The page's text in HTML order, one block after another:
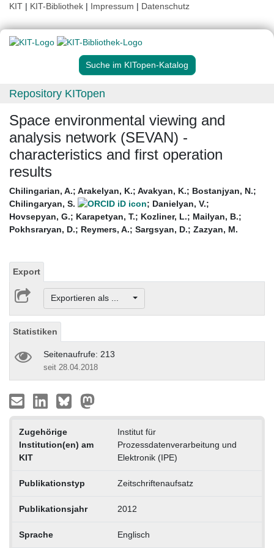
KIT | KIT-Bibliothek | Impressum | Datenschutz
Suche im KITopen-Katalog
Repository KITopen
Space environmental viewing and
analysis network (SEVAN) -
characteristics and first operation
results
Chilingarian, A.; Arakelyan, K.; Avakyan, K.; Bostanjyan, N.;
Chilingaryan, S.
; Danielyan, V.;
Hovsepyan, G.; Karapetyan, T.; Kozliner, L.; Mailyan, B.;
Pokhsraryan, D.; Reymers, A.; Sargsyan, D.; Zazyan, M.
Export
Exportieren als ...
Statistiken
Seitenaufrufe: 213
seit 28.04.2018
Zugehörige
Institution(en) am
KIT
Institut für
Prozessdatenverarbeitung und
Elektronik (IPE)
Publikationstyp Zeitschriftenaufsatz
Publikationsjahr 2012
Sprache Englisch